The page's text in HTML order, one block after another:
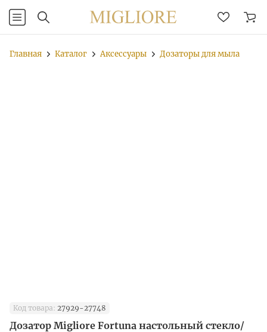
Главная Каталог Аксессуары Дозаторы для мыла
Код товара: 27929-27748
Дозатор Migliore Fortuna настольный стекло/